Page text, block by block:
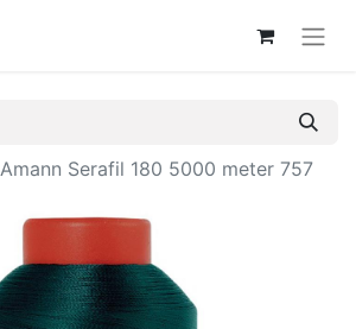
Amann Serafil 180 5000 meter 757